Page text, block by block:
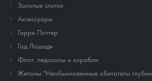
Золотые слитки
Аксессуары
Гарри Поттер
Год Лошади
Флот: ледоколы и корабли
Жетоны "Необыкновенные обитатели